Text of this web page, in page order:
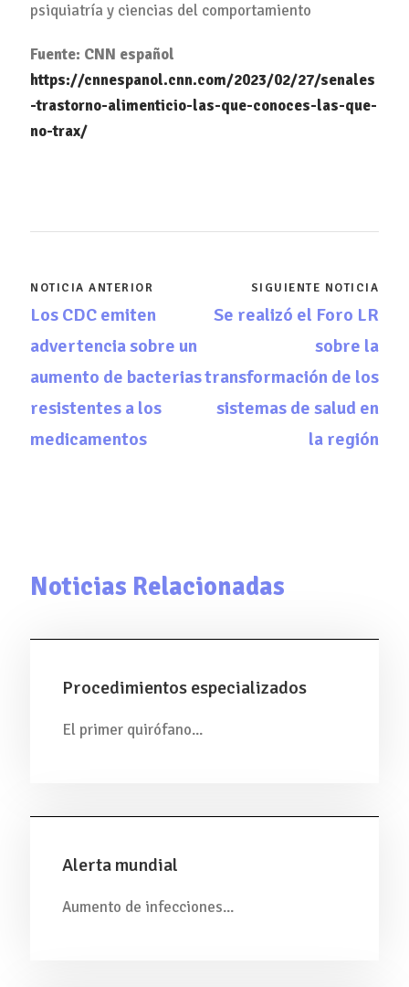
psiquiatría y ciencias del comportamiento
Fuente: CNN español
https://cnnespanol.cnn.com/2023/02/27/senales
-trastorno-alimenticio-las-que-conoces-las-que-
no-trax/
NOTICIA ANTERIOR
Los CDC emiten
advertencia sobre un
aumento de bacterias
resistentes a los
medicamentos
SIGUIENTE NOTICIA
Se realizó el Foro LR
sobre la
transformación de los
sistemas de salud en
la región
Noticias Relacionadas
Procedimientos especializados
El primer quirófano...
Alerta mundial
Aumento de infecciones...